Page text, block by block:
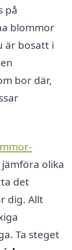
på
blommor
är bosatt i
bor där,
olika
det
dig. Allt
Ta steget